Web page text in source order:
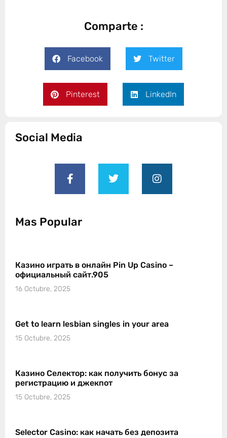
Comparte :
Facebook Twitter
Pinterest LinkedIn
Social Media
Mas Popular
Казино играть в онлайн Pin Up Casino –
официальный сайт.905
16 Octubre, 2025
Get to learn lesbian singles in your area
15 Octubre, 2025
Казино Селектор: как получить бонус за
регистрацию и джекпот
15 Octubre, 2025
Selector Casino: как начать без депозита